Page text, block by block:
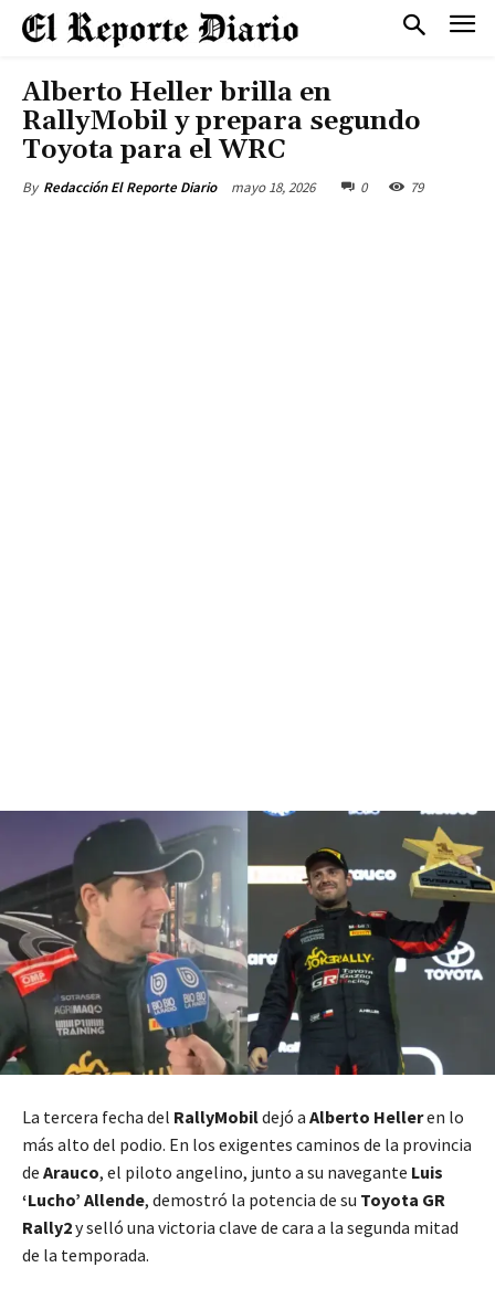
Alberto Heller brilla en
RallyMobil y prepara segundo
Toyota para el WRC
By Redacción El Reporte Diario mayo 18, 2026 0 79
La tercera fecha del RallyMobildejó a Alberto Helleren lo
más alto del podio. En los exigentes caminos de la provincia
de Arauco, el piloto angelino, junto a su navegante Luis
‘Lucho’ Allende, demostró la potencia de su Toyota GR
Rally2y selló una victoria clave de cara a la segunda mitad
de la temporada.